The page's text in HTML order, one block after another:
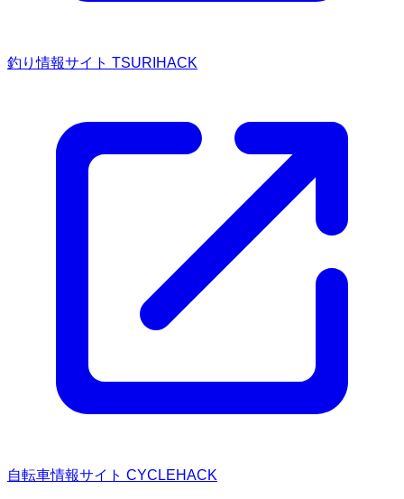
釣り情報サイト TSURIHACK
自転車情報サイト CYCLEHACK